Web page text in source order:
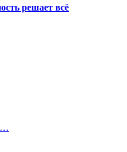
решает всё